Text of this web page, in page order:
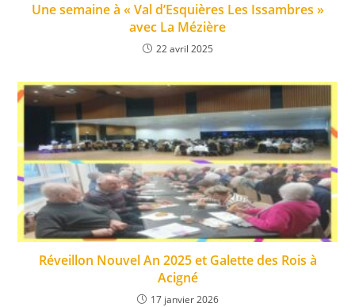
Une semaine à « Val d’Esquières Les Issambres »
avec La Mézière
22 avril 2025
Réveillon Nouvel An 2025 et Galette des Rois à
Acigné
17 janvier 2026